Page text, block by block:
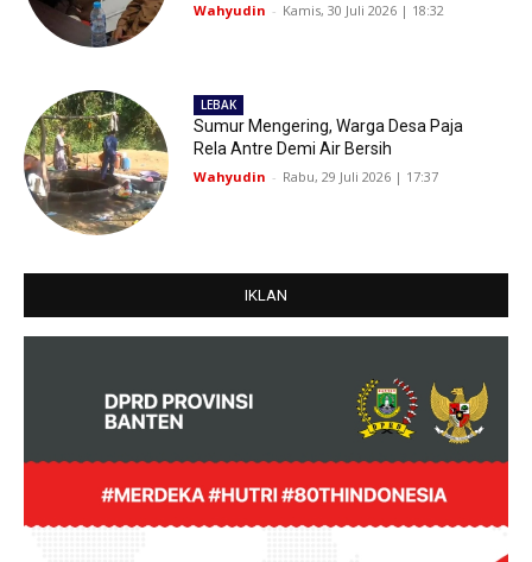
Wahyudin - Kamis, 30 Juli 2026 | 18:32
LEBAK
Sumur Mengering, Warga Desa Paja
Rela Antre Demi Air Bersih
Wahyudin - Rabu, 29 Juli 2026 | 17:37
IKLAN